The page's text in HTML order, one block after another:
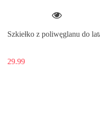
Szkiełko z poliwęglanu do
29.99